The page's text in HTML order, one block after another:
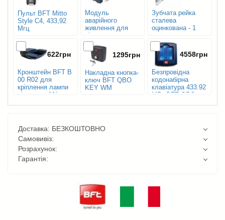
Пульт BFT Mitto
Style C4, 433,92
Мгц
Модуль
аварійного
живлення для
відкатних
двигунів BFT SL
BAT2
Зубчата рейка
сталева
оцинкована - 1
Кронштейн BFT B
00 R02 для
кріплення лампи
під кутом 90°
622грн
Накладна кнопка-
ключ BFT QBO
KEY WM
1295грн
Безпровідна
кодонабірна
клавіатура 433.92
МГц BFT QBO
4558грн
Доставка: БЕЗКОШТОВНО
Самовивіз:
Розрахунок:
Гарантія: